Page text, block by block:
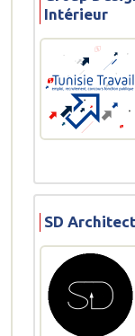
Intérieur
SD